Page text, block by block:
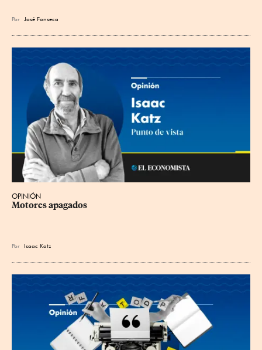
Por José Fonseca
OPINIÓN
Motores apagados
Por Isaac Katz